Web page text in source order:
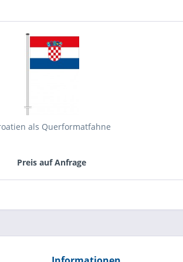
als Querformatfahne
Preis auf Anfrage